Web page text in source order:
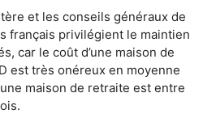
et les conseils généraux de
français privilégient le maintien
car le coût d’une maison de
est très onéreux en moyenne
maison de retraite est entre